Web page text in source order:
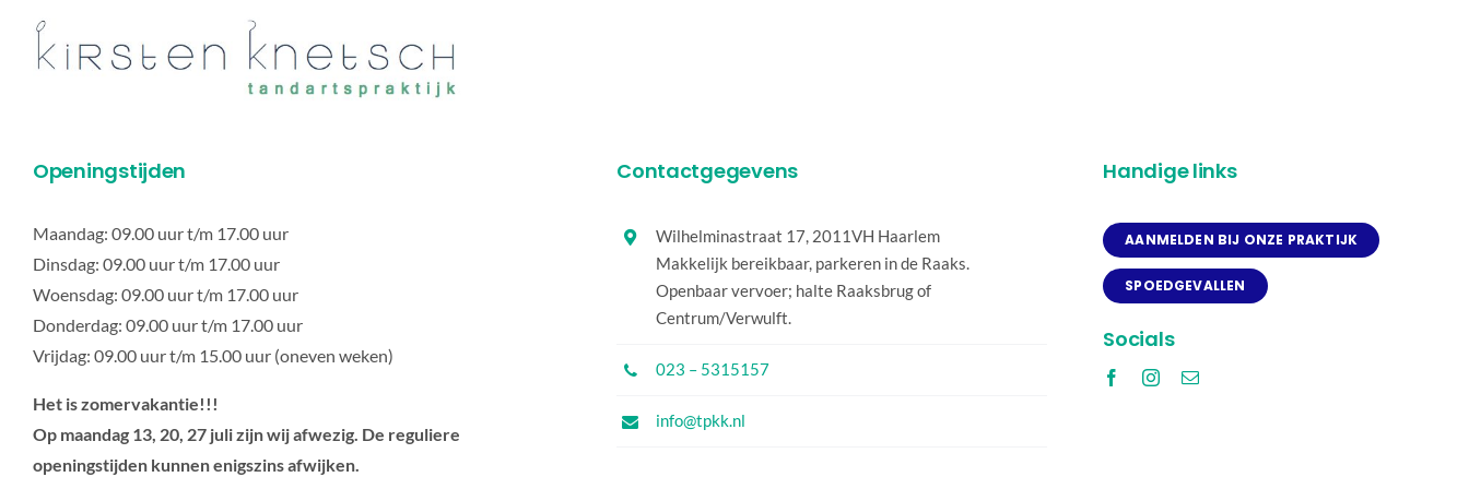
Openingstijden
Maandag: 09.00 uur t/m 17.00 uur
Dinsdag: 09.00 uur t/m 17.00 uur
Woensdag: 09.00 uur t/m 17.00 uur
Donderdag: 09.00 uur t/m 17.00 uur
Vrijdag: 09.00 uur t/m 15.00 uur (oneven weken)
Het is zomervakantie!!!
Op maandag 13, 20, 27 juli zijn wij afwezig. De reguliere
openingstijden kunnen enigszins afwijken.
Contactgegevens
Wilhelminastraat 17, 2011VH Haarlem
Makkelijk bereikbaar, parkeren in de Raaks.
Openbaar vervoer; halte Raaksbrug of
Centrum/Verwulft.
023 – 5315157
info@tpkk.nl
Handige links
AANMELDEN BIJ ONZE PRAKTIJK
SPOEDGEVALLEN
Socials